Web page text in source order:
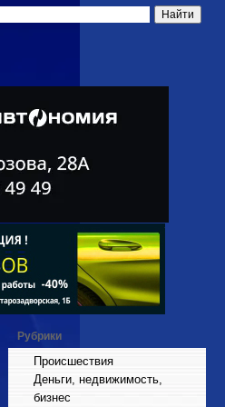
Рубрики
Происшествия
Деньги, недвижимость,
бизнес